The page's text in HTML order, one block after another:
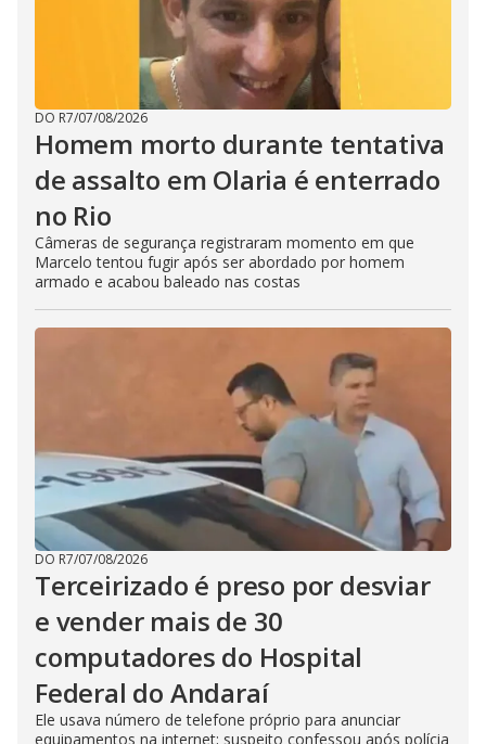
DO R7/07/08/2026
Homem morto durante tentativa
de assalto em Olaria é enterrado
no Rio
Câmeras de segurança registraram momento em que
Marcelo tentou fugir após ser abordado por homem
armado e acabou baleado nas costas
DO R7/07/08/2026
Terceirizado é preso por desviar
e vender mais de 30
computadores do Hospital
Federal do Andaraí
Ele usava número de telefone próprio para anunciar
equipamentos na internet; suspeito confessou após polícia